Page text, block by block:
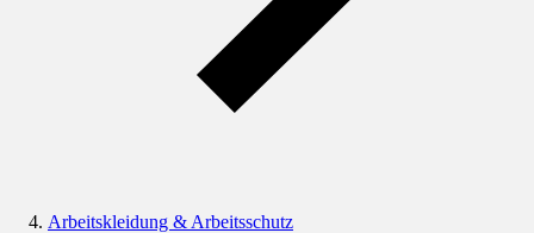
Arbeitskleidung & Arbeitsschutz